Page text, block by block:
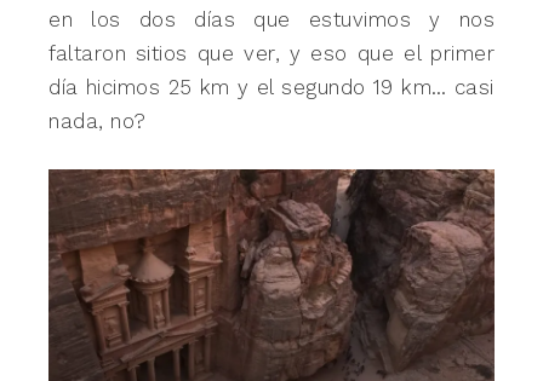
en los dos días que estuvimos y nos
faltaron sitios que ver, y eso que el primer
día hicimos 25 km y el segundo 19 km… casi
nada, no?